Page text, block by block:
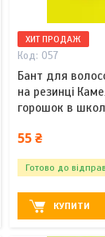
ХИТ ПРОДАЖ
057
Бант для
на резинці
горошок в
55 ₴
Готово до
КУПИТИ